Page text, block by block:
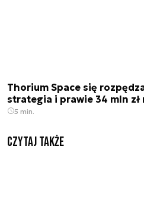
Thorium Space się
strategia i prawie 34 mln zł
5 min.
Czytaj także